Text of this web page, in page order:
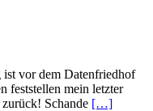
vor dem Datenfriedhof
feststellen mein letzter
Schande […]